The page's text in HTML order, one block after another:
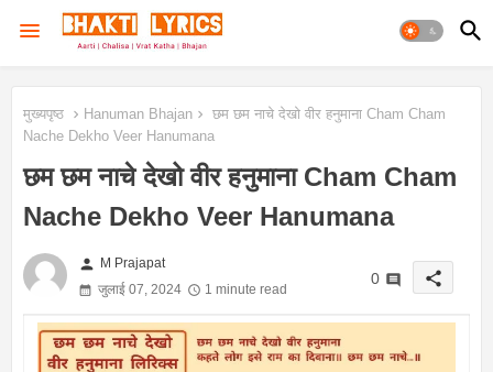
मुख्यपृष्ठ Hanuman Bhajan
छम छम नाचे देखो वीर हनुमाना Cham Cham
Nache Dekho Veer Hanumana
छम छम नाचे देखो वीर हनुमाना Cham Cham
Nache Dekho Veer Hanumana
person M Prajapat
जुलाई 07, 2024
1 minute read
0 share